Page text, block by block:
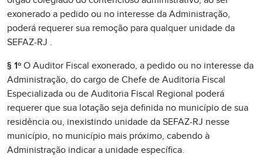
exonerado a pedido ou no interesse da Administração,
poderá requerer sua remoção para qualquer unidade da
SEFAZ-RJ .
§ 1º O Auditor Fiscal exonerado, a pedido ou no interesse da
Administração, do cargo de Chefe de Auditoria Fiscal
Especializada ou de Auditoria Fiscal Regional poderá
requerer que sua lotação seja definida no município de sua
residência ou, inexistindo unidade da SEFAZ-RJ nesse
município, no município mais próximo, cabendo à
Administração indicar a unidade específica.